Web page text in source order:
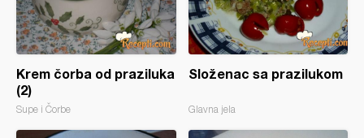
Krem čorba od praziluka
(2)
Supe i Čorbe
Složenac sa prazilukom
Glavna jela